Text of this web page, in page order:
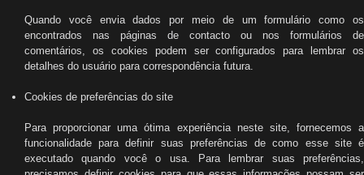
Quando você envia dados por meio de um formulário como os
encontrados nas páginas de contacto ou nos formulários de
comentários, os cookies podem ser configurados para lembrar os
detalhes do usuário para correspondência futura.
Cookies de preferências do site
Para proporcionar uma ótima experiência neste site, fornecemos a
funcionalidade para definir suas preferências de como esse site é
executado quando você o usa. Para lembrar suas preferências,